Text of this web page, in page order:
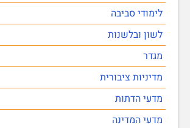
לימודי סביבה
לשון ובלשנות
מגדר
מדיניות ציבורית
מדעי הדתות
מדעי המדינה